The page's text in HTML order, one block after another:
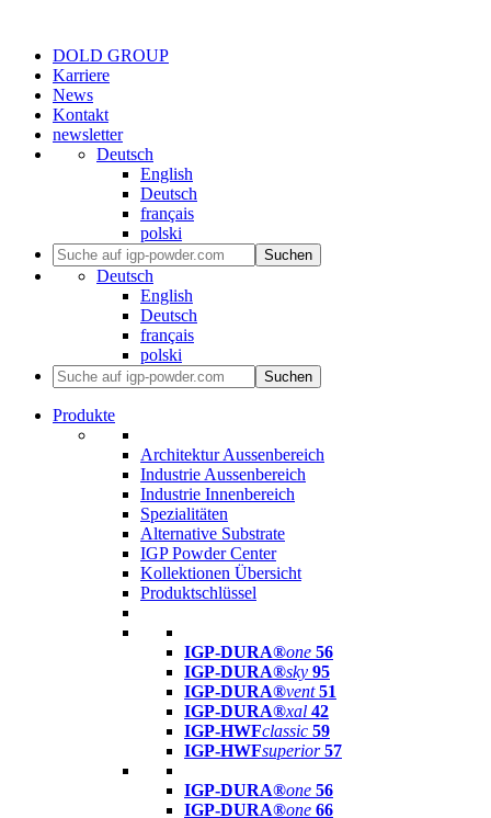
DOLD GROUP
Karriere
News
Kontakt
newsletter
Deutsch
English
Deutsch
français
polski
Suchen
Deutsch
English
Deutsch
français
polski
Suchen
Produkte
Architektur Aussenbereich
Industrie Aussenbereich
Industrie Innenbereich
Spezialitäten
Alternative Substrate
IGP Powder Center
Kollektionen Übersicht
Produktschlüssel
IGP-DURA®one 56
IGP-DURA®sky 95
IGP-DURA®vent 51
IGP-DURA®xal 42
IGP-HWFclassic 59
IGP-HWFsuperior 57
IGP-DURA®one 56
IGP-DURA®one 66